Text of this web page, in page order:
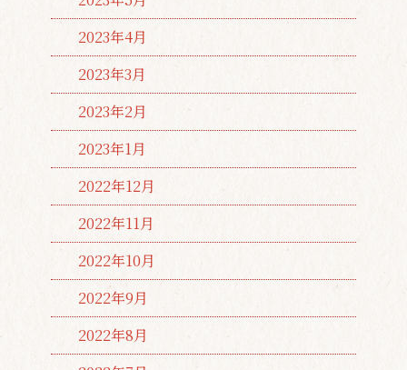
2023年4月
2023年3月
2023年2月
2023年1月
2022年12月
2022年11月
2022年10月
2022年9月
2022年8月